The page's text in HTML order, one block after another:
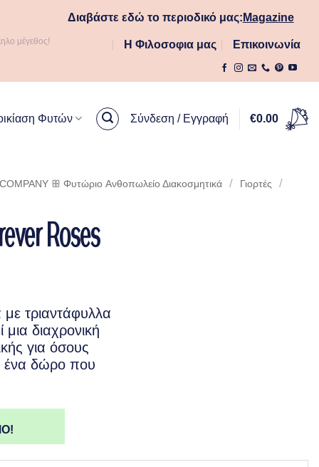
μέγεθος!
Διαβάστε εδώ το περιοδικό μας: Magazine
Η Φιλοσοφια μας Επικοινωνία
Φυτών Σύνδεση / Εγγραφή €0.00
ꕥ Φυτώριο Aνθοπωλείο Διακοσμητικά / Γιορτές /
Roses
τριαντάφυλλα
διαχρονική
για όσους
ένα δώρο που